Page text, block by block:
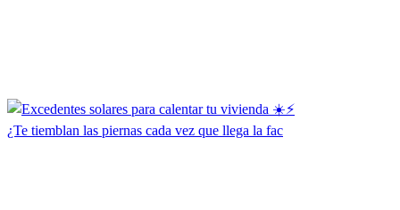
¿Te tiemblan las piernas cada vez que llega la fac